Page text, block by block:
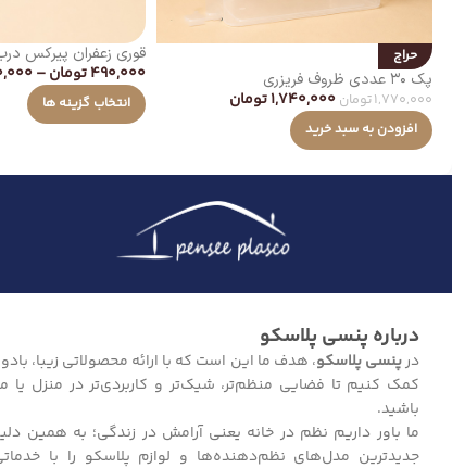
حراج
پک ۳۰ عددی ظروف فریزری
1,770,000تومان 1,740,000تومان
افزودن به سبد خرید
قوری زعفران پیرکس
490,000تومان–
انتخاب گزینه ها
درباره پنسی پلاسکو
درپنسی پلاسکو، هدف ما این است که با ارائه محصولاتی زیبا،
کمک کنیم تا فضایی منظم‌تر، شیک‌تر و کاربردی‌تر در منزل یا
باشید.
ما باور داریم نظم در خانه یعنی آرامش در زندگی؛ به همین
جدیدترین مدل‌های نظم‌دهنده‌ها و لوازم پلاسکو را با